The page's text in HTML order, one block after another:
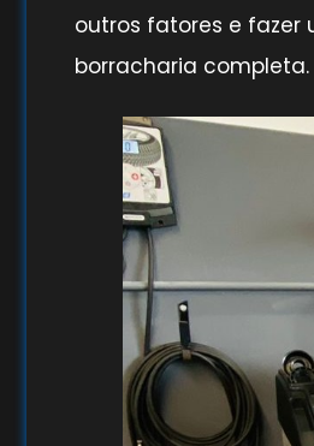
outros fatores e
borracharia completa.